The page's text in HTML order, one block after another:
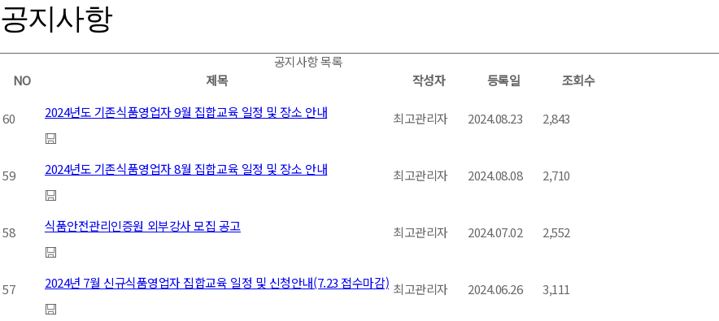
공지사항
공지사항 목록
NO
제목 작성자 등록일 조회수
60 2024년도 기존식품영업자 9월 집합교육 일정 및 장소 안내 최고관리자 2024.08.23 2,843
59 2024년도 기존식품영업자 8월 집합교육 일정 및 장소 안내 최고관리자 2024.08.08 2,710
58 식품안전관리인증원 외부강사 모집 공고 최고관리자 2024.07.02 2,552
57 2024년 7월 신규식품영업자 집합교육 일정 및 신청안내(7.23 접수마감) 최고관리자 2024.06.26 3,111